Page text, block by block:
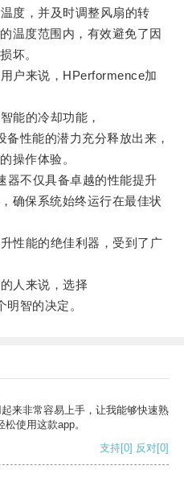
，并及时调整风扇的转
温度范围内，有效避免了因
坏。
来说，HPerformence加
的冷却功能，
性能的潜力充分释放出来，
操作体验。
不仅具备卓越的性能提升
确保系统始终运行在最佳状
能的绝佳利器，受到了广
人来说，选择
智的决定。
来非常容易上手，让我能够快速熟
使用这款app。
支持[0] 反对[0]